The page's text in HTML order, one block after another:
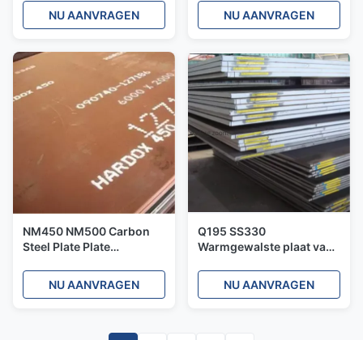
450 hardheid
NU AANVRAGEN
staalplaat ISO NM400
NM500
NU AANVRAGEN
NM450 NM500 Carbon
Steel Plate Plate
mm Hoge hardheid
NU AANVRAGEN
Q195 SS330
Warmgewalste plaat van
structurele constructies
NU AANVRAGEN